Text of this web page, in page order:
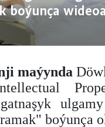
boýunça
maýynda
boýunça